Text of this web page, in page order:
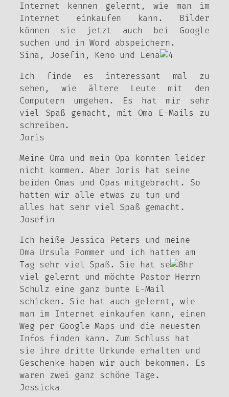
Internet kennen gelernt, wie man im
Internet einkaufen kann. Bilder
können sie jetzt auch bei Google
suchen und in Word abspeichern.
Sina, Josefin, Keno und Lena
Ich finde es interessant mal zu
sehen, wie ältere Leute mit den
Computern umgehen. Es hat mir sehr
viel Spaß gemacht, mit Oma E-Mails zu
schreiben.
Joris
Meine Oma und mein Opa konnten leider
nicht kommen. Aber Joris hat seine
beiden Omas und Opas mitgebracht. So
hatten wir alle etwas zu tun und
alles hat sehr viel Spaß gemacht.
Josefin
Ich heiße Jessica Peters und meine
Oma Ursula Pommer und ich hatten am
Tag sehr viel Spaß. Sie hat se
hr
viel gelernt und möchte Pastor Herrn
Schulz eine ganz bunte E-Mail
schicken. Sie hat auch gelernt, wie
man im Internet einkaufen kann, einen
Weg per Google Maps und die neuesten
Infos finden kann. Zum Schluss hat
sie ihre dritte Urkunde erhalten und
Geschenke haben wir auch bekommen. Es
waren zwei ganz schöne Tage.
Jessicka